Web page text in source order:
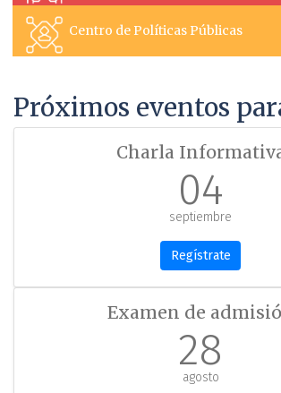
Centro de Políticas Públicas
Próximos eventos
Charla
04
septiembre
Regístrate
Examen de
28
agosto